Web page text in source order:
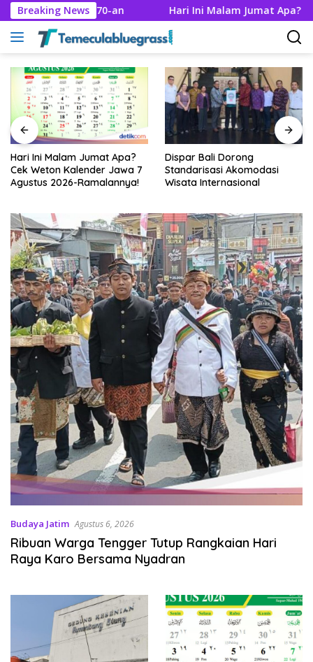
Langsung
ke
konten
Breaking News
Era 70-an Hari Ini Malam Jumat Apa? Cek Weton
Dispar Bali Dorong
Standarisasi Akomodasi
Wisata Internasional
Lagu Hari Merdeka, Ini
Sejarah dan Sosok Husein
Mutahar
Budaya Jatim Agustus 6, 2026
Ribuan Warga Tengger Tutup Rangkaian Hari
Raya Karo Bersama Nyadran